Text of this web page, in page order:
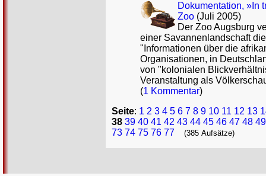
Dokumentation, »In
Zoo (Juli 2005)
Der Zoo Augsburg
einer Savannenlandschaft
"Informationen über die
Organisationen, in
von "kolonialen
Veranstaltung als
(1 Kommentar)
Seite: 1 2 3 4 5 6 7 8 9 10 11 12 13
38 39 40 41 42 43 44 45 46 47 48 49
73 74 75 76 77 (385 Aufsätze)